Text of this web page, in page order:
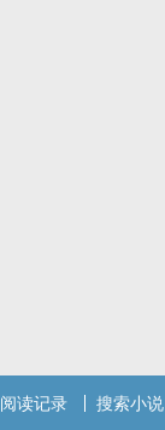
阅读记录 搜索小说